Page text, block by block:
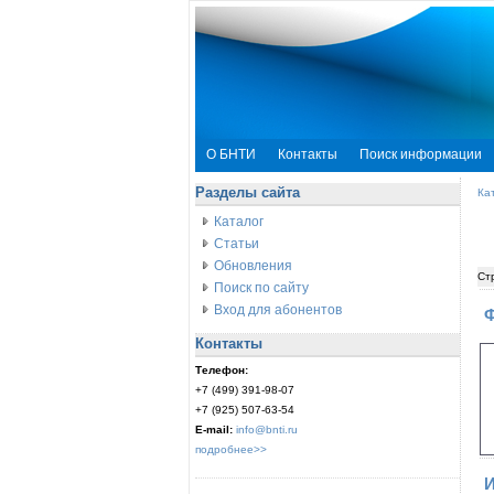
О БНТИ Контакты Поиск информации
Разделы сайта
Каталог
Статьи
Обновления
Поиск по сайту
Вход для абонентов
Контакты
Телефон:
+7 (499) 391-98-07
+7 (925) 507-63-54
E-mail: info@bnti.ru
подробнее>>